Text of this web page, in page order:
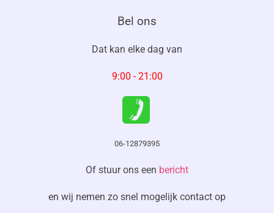
Bel ons
Dat kan elke dag van
9:00 - 21:00
06-12879395
Of stuur ons een bericht
en wij nemen zo snel mogelijk contact op